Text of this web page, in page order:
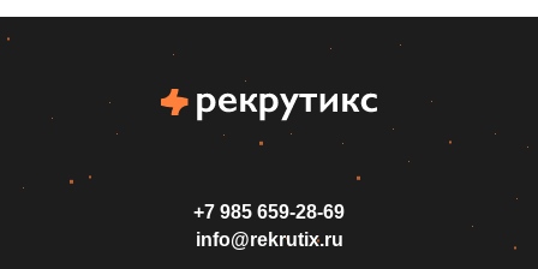
+7 985 659‑28-69
info@rekrutix.ru